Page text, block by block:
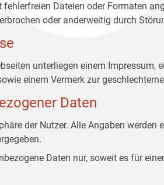
Dateien oder Formaten
oder anderweitig durch
unterliegen einem
einem Vermerk zur
Daten
der Nutzer. Alle Angaben
Daten nur, soweit es für